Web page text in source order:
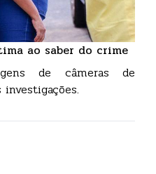
ao saber do crime
de câmeras de
investigações.